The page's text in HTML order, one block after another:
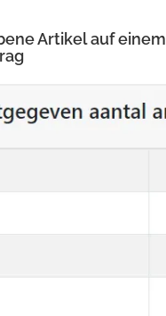
Artikel auf einem